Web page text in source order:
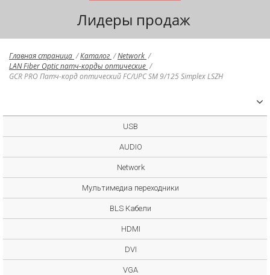
Лидеры продаж
Главная страница /Каталог /Network /
LAN Fiber Optic патч-корды оптические /
GCR PRO Патч-корд оптический FC/UPC SM 9/125 Simplex LSZH
USB
AUDIO
Network
Мультимедиа переходники
BLS Кабели
HDMI
DVI
VGA